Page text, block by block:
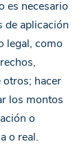
es necesario
de aplicación
legal, como
otros; hacer
los montos
o
o real.